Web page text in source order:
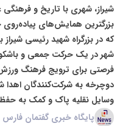
شیراز، شهری با تاریخ و
بزرگترین همایش‌های پیاده‌روی
شهر در یک حرکت جمعی و
دوچرخه به شرکت‌کنندگان اهدا
وسایل نقلیه پاک و کمک به
پایگاه خبری گفتمان فارس